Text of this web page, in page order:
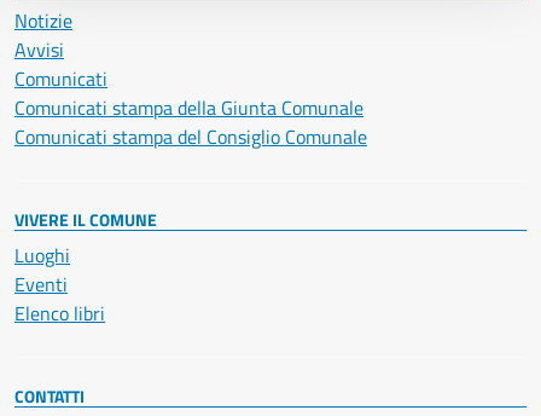
Notizie
Avvisi
Comunicati
Comunicati stampa della Giunta Comunale
Comunicati stampa del Consiglio Comunale
VIVERE IL COMUNE
Luoghi
Eventi
Elenco libri
CONTATTI